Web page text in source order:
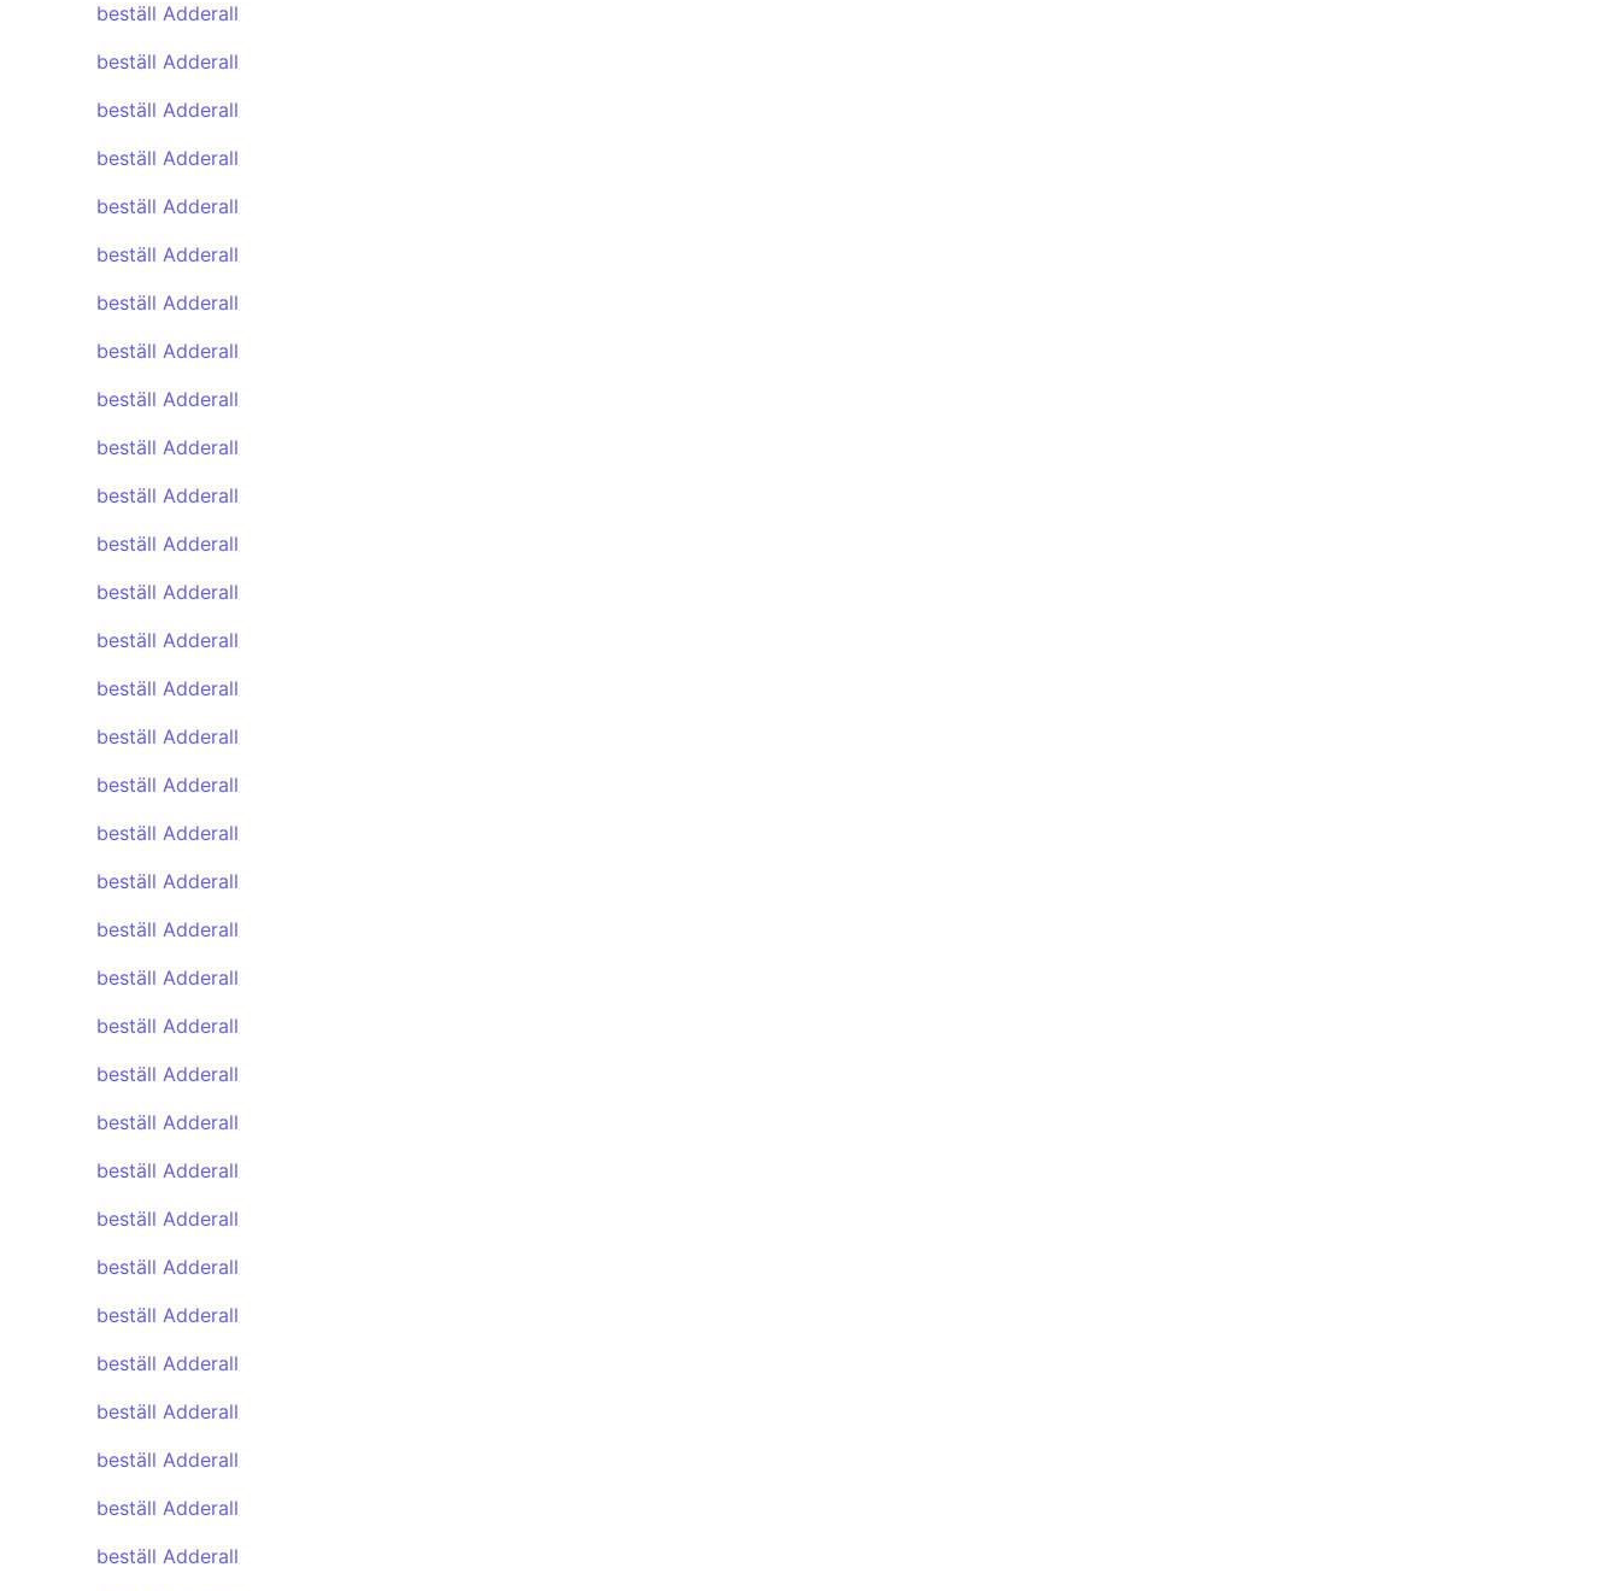
beställ Adderall
beställ Adderall
beställ Adderall
beställ Adderall
beställ Adderall
beställ Adderall
beställ Adderall
beställ Adderall
beställ Adderall
beställ Adderall
beställ Adderall
beställ Adderall
beställ Adderall
beställ Adderall
beställ Adderall
beställ Adderall
beställ Adderall
beställ Adderall
beställ Adderall
beställ Adderall
beställ Adderall
beställ Adderall
beställ Adderall
beställ Adderall
beställ Adderall
beställ Adderall
beställ Adderall
beställ Adderall
beställ Adderall
beställ Adderall
beställ Adderall
beställ Adderall
beställ Adderall